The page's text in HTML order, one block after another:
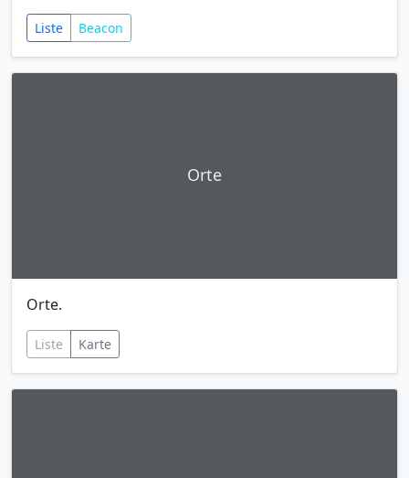
Liste Beacon
Orte
Orte.
Liste Karte